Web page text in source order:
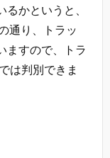
かというと、
通り、トラッ
ますので、トラ
は判別できま